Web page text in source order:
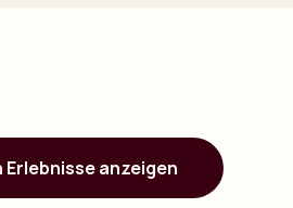
anzeigen